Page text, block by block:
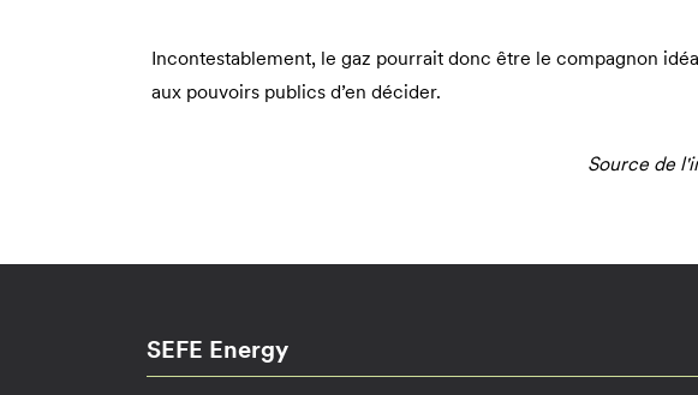
Incontestablement, le gaz pourrait donc être le compagnon
aux pouvoirs publics d’en décider.
Source de
SEFE Energy